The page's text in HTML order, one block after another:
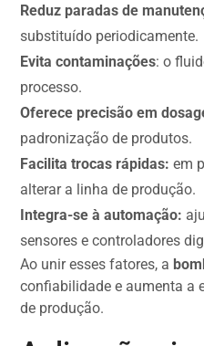
Reduz paradas de
substituído periodicamente.
Evita contaminações: o
processo.
Oferece precisão em
padronização de produtos.
Facilita trocas rápidas: em
alterar a linha de produção.
Integra-se à automação:
sensores e controladores
Ao unir esses fatores, a
confiabilidade e aumenta a
de produção.